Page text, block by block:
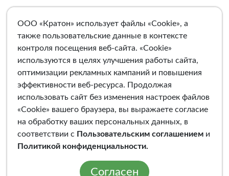
ООО «Кратон» использует файлы «Cookie», а
также пользовательские данные в контексте
контроля посещения веб-сайта. «Cookie»
используются в целях улучшения работы сайта,
оптимизации рекламных кампаний и повышения
эффективности веб-ресурса. Продолжая
использовать сайт без изменения настроек файлов
«Cookie» вашего браузера, вы выражаете согласие
на обработку ваших персональных данных, в
соответствии с Пользовательским соглашением и
Политикой конфиденциальности.
Согласен